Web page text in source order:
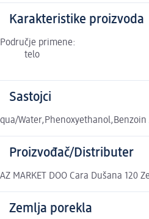
Karakteristike proizvoda
Područje primene:
telo
Sastojci
qua/
Proizvođač/Distributer
AZ MARKET DOO Cara Dušana 120
Zemlja porekla